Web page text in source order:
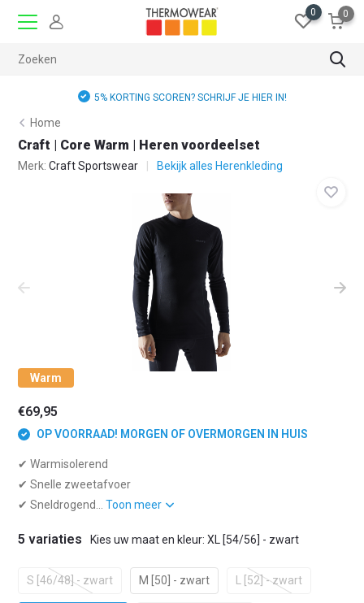
0 0
5% KORTING SCOREN? SCHRIJF JE HIER IN!
Home
Craft | Core Warm | Heren voordeelset
Merk:Craft Sportswear Bekijk alles Herenkleding
Warm
€69,95
OP VOORRAAD! MORGEN OF OVERMORGEN IN HUIS
✔ Warmisolerend
✔ Snelle zweetafvoer
✔ Sneldrogend...Toon meer
5 variaties Kies uw maat en kleur: XL [54/56] - zwart
S [46/48] - zwart M [50] - zwart L [52] - zwart